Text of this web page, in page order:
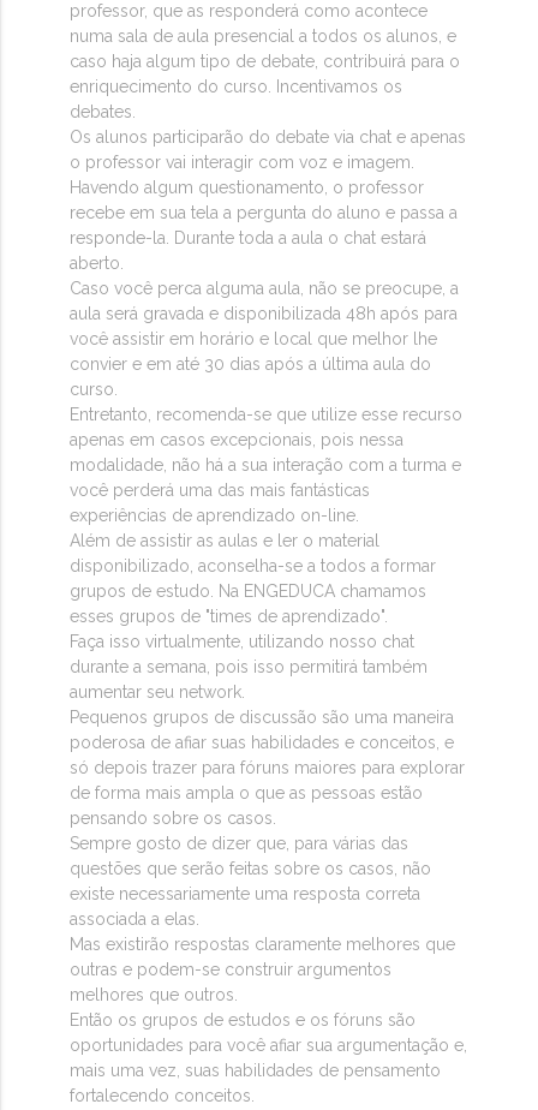
professor, que as responderá como acontece
numa sala de aula presencial a todos os alunos, e
caso haja algum tipo de debate, contribuirá para o
enriquecimento do curso. Incentivamos os
debates.
Os alunos participarão do debate via chat e apenas
o professor vai interagir com voz e imagem.
Havendo algum questionamento, o professor
recebe em sua tela a pergunta do aluno e passa a
responde-la. Durante toda a aula o chat estará
aberto.
Caso você perca alguma aula, não se preocupe, a
aula será gravada e disponibilizada 48h após para
você assistir em horário e local que melhor lhe
convier e em até 30 dias após a última aula do
curso.
Entretanto, recomenda-se que utilize esse recurso
apenas em casos excepcionais, pois nessa
modalidade, não há a sua interação com a turma e
você perderá uma das mais fantásticas
experiências de aprendizado on-line.
Além de assistir as aulas e ler o material
disponibilizado, aconselha-se a todos a formar
grupos de estudo. Na ENGEDUCA chamamos
esses grupos de "times de aprendizado".
Faça isso virtualmente, utilizando nosso chat
durante a semana, pois isso permitirá também
aumentar seu network.
Pequenos grupos de discussão são uma maneira
poderosa de afiar suas habilidades e conceitos, e
só depois trazer para fóruns maiores para explorar
de forma mais ampla o que as pessoas estão
pensando sobre os casos.
Sempre gosto de dizer que, para várias das
questões que serão feitas sobre os casos, não
existe necessariamente uma resposta correta
associada a elas.
Mas existirão respostas claramente melhores que
outras e podem-se construir argumentos
melhores que outros.
Então os grupos de estudos e os fóruns são
oportunidades para você afiar sua argumentação e,
mais uma vez, suas habilidades de pensamento
fortalecendo conceitos.